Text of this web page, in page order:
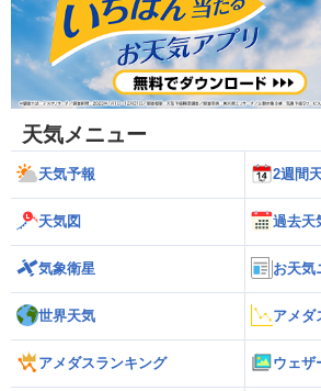
天気メニュー
天気予報 2週間
天気図 過去天
気象衛星 お天気
世界天気 アメダ
アメダスランキング ウェザ